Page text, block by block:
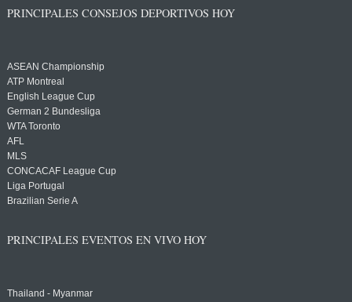
PRINCIPALES CONSEJOS DEPORTIVOS HOY
ASEAN Championship
ATP Montreal
English League Cup
German 2 Bundesliga
WTA Toronto
AFL
MLS
CONCACAF League Cup
Liga Portugal
Brazilian Serie A
PRINCIPALES EVENTOS EN VIVO HOY
Thailand - Myanmar